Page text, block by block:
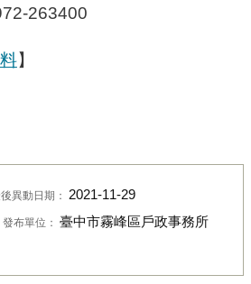
263400
】
異動日期： 2021-11-29
發布單位： 臺中市霧峰區戶政事務所